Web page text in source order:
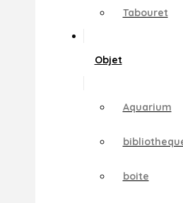
Tabouret
Objet
Aquarium
boite